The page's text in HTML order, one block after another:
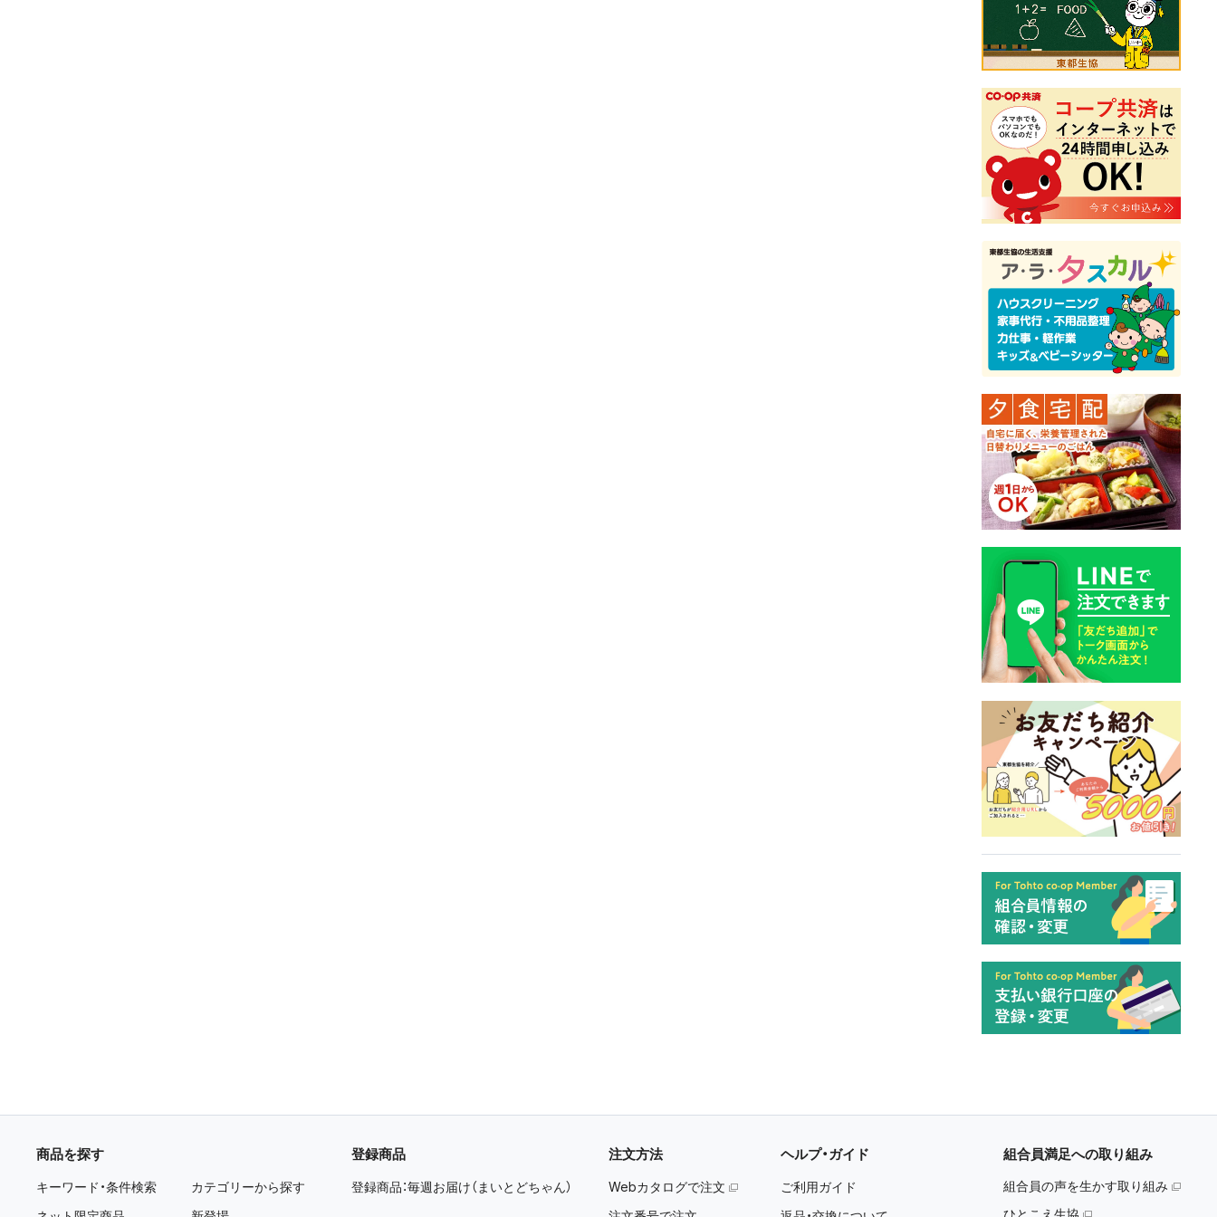
商品を探す
キーワード・条件検索
カテゴリーから探す
登録商品
登録商品：毎週お届け（まいとどちゃん）
注文方法
Webカタログで注文
ヘルプ・ガイド
ご利用ガイド
組合員満足への取り組み
組合員の声を生かす取り組み